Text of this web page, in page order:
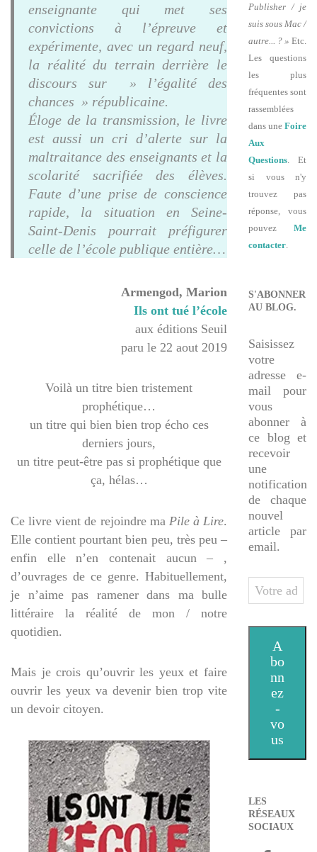
enseignante qui met ses
convictions à l’épreuve et
expérimente, avec un regard neuf,
la réalité du terrain derrière le
discours sur » l’égalité des
chances » républicaine.
Éloge de la transmission, le livre
est aussi un cri d’alerte sur la
maltraitance des enseignants et la
scolarité sacrifiée des élèves.
Faute d’une prise de conscience
rapide, la situation en Seine-
Saint-Denis pourrait préfigurer
celle de l’école publique entière…
Armengod, Marion
Ils ont tué l’école
aux éditions Seuil
paru le 22 aout 2019
Voilà un titre bien tristement
prophétique…
un titre qui bien bien trop écho ces
derniers jours,
un titre peut-être pas si prophétique que
ça, hélas…
Ce livre vient de rejoindre ma Pile à Lire.
Elle contient pourtant bien peu, très peu –
enfin elle n’en contenait aucun – ,
d’ouvrages de ce genre. Habituellement,
je n’aime pas ramener dans ma bulle
littéraire la réalité de mon / notre
quotidien.
Mais je crois qu’ouvrir les yeux et faire
ouvrir les yeux va devenir bien trop vite
un devoir citoyen.
Publisher / je
suis sous Mac /
autre... ? » Etc.
Les questions
les plus
fréquentes sont
rassemblées
dans une Foire
Aux
Questions . Et
si vous n'y
trouvez pas
réponse, vous
pouvez Me
contacter
S'ABONNER
AU BLOG.
Saisissez
votre
adresse e-
mail pour
vous
abonner à
ce blog et
recevoir
une
notification
de chaque
nouvel
article par
email.
Votre
adresse
A
bo
nn
ez
-
vo
us
LES
RÉSEAUX
SOCIAUX